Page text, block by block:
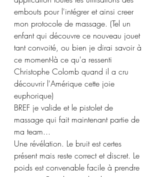
embouts pour l'intégrer et ainsi creer
mon protocole de massage. (Tel un
enfant qui découvre ce nouveau jouet
tant convoité, ou bien je dirai savoir à
ce moment-là ce qu'a ressenti
Christophe Colomb quand il a cru
découvrir l'Amérique cette joie
euphorique)
BREF je valide et le pistolet de
massage qui fait maintenant partie de
ma team...
Une révélation. Le bruit est certes
présent mais reste correct et discret. Le
poids est convenable facile à prendre